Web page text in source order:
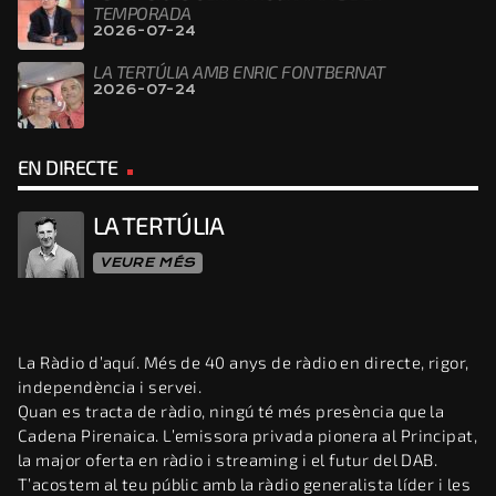
TEMPORADA
2026-07-24
LA TERTÚLIA AMB ENRIC FONTBERNAT
2026-07-24
EN DIRECTE
LA TERTÚLIA
VEURE MÉS
La Ràdio d’aquí. Més de 40 anys de ràdio en directe, rigor,
independència i servei.
Quan es tracta de ràdio, ningú té més presència que la
Cadena Pirenaica. L’emissora privada pionera al Principat,
la major oferta en ràdio i streaming i el futur del DAB.
T’acostem al teu públic amb la ràdio generalista líder i les